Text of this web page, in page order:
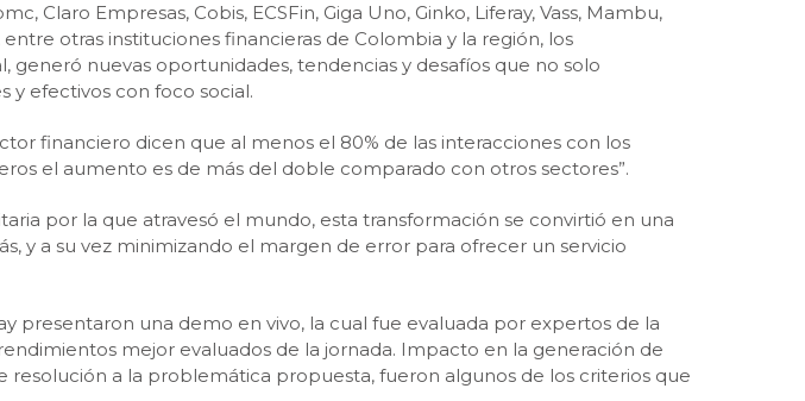
Claro Empresas, Cobis, ECSFin, Giga Uno, Ginko, Liferay, Vass, Mambu,
otras instituciones financieras de Colombia y la región, los
nuevas oportunidades, tendencias y desafíos que no solo
y efectivos con foco social.
financiero dicen que al menos el 80% de las interacciones con los
el aumento es de más del doble comparado con otros sectores”.
por la que atravesó el mundo, esta transformación se convirtió en una
y a su vez minimizando el margen de error para ofrecer un servicio
presentaron una demo en vivo, la cual fue evaluada por expertos de la
mejor evaluados de la jornada. Impacto en la generación de
resolución a la problemática propuesta, fueron algunos de los criterios que